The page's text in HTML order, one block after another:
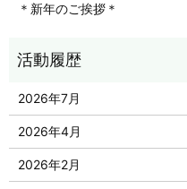
＊新年のご挨拶＊
2026年7月
2026年4月
2026年2月